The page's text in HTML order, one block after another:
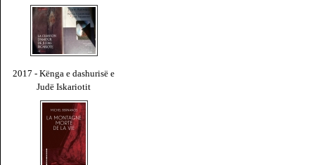
2017 - Kënga e dashurisë e
Judë Iskariotit